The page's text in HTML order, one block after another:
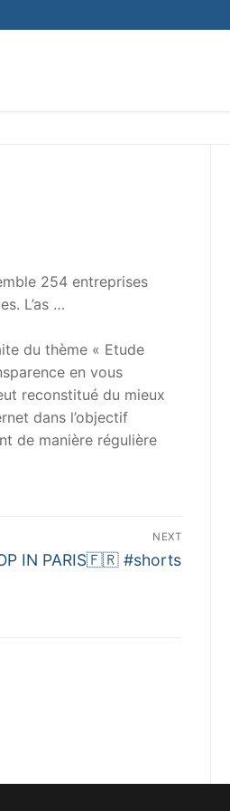
254 entreprises
L’as …
du thème « Etude
en vous
reconstitué du mieux
dans l’objectif
de manière régulière
NEXT
IN PARIS🇫🇷 #shorts